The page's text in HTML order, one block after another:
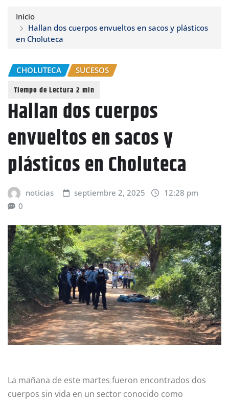
Inicio
Hallan dos cuerpos envueltos en sacos y plásticos
en Choluteca
CHOLUTECA SUCESOS
Hallan dos cuerpos
envueltos en sacos y
plásticos en Choluteca
noticias septiembre 2, 2025
12:28 pm
0
La mañana de este martes fueron encontrados dos
cuerpos sin vida en un sector conocido como